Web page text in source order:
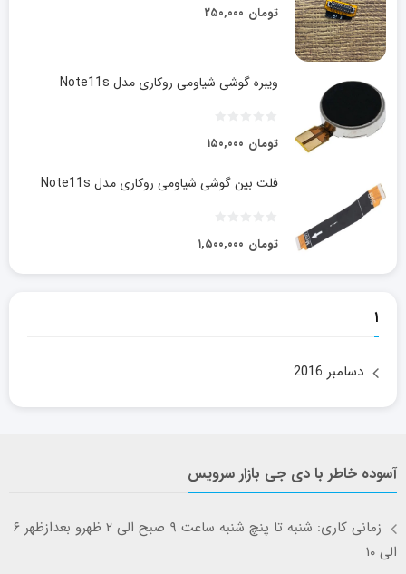
۲۵۰,۰۰۰ تومان
ویبره گوشی شیاومی روکاری مدل Note11s
۱۵۰,۰۰۰ تومان
فلت بین گوشی شیاومی روکاری مدل Note11s
۱,۵۰۰,۰۰۰ تومان
۱
دسامبر 2016
آسوده خاطر با دی جی بازار سرویس
زمانی کاری: شنبه تا پنچ شنبه ساعت ۹ صبح الی ۲ ظهرو بعدازظهر ۶
الی ۱۰